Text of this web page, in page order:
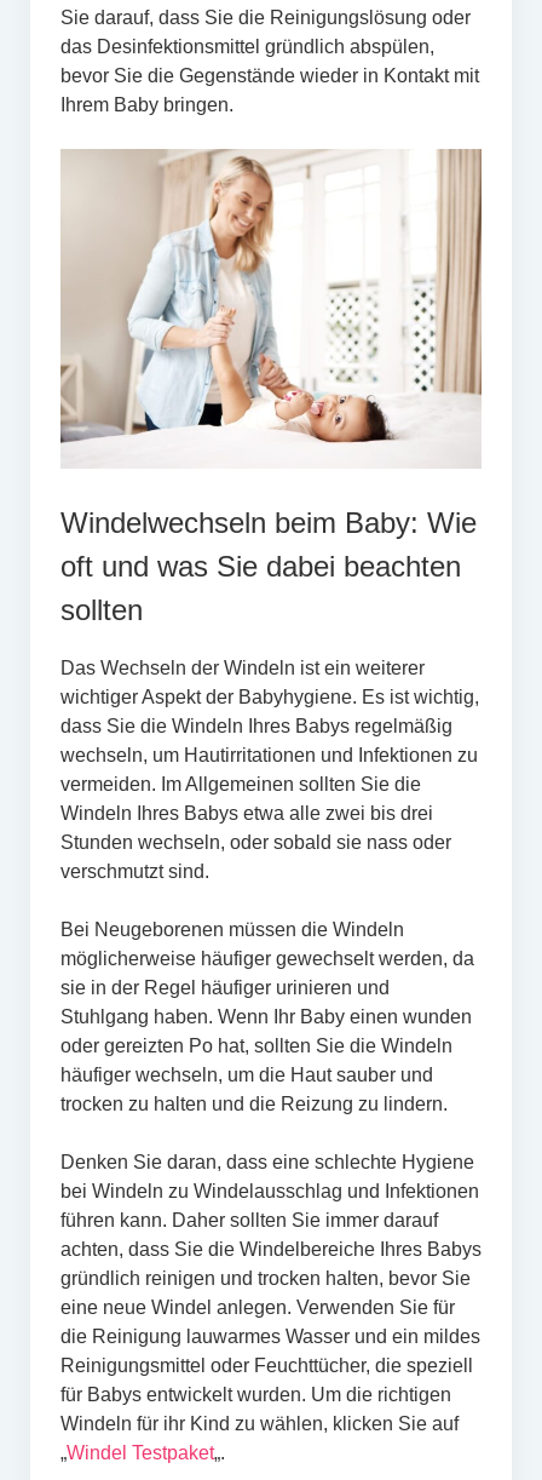
Sie darauf, dass Sie die Reinigungslösung oder
das Desinfektionsmittel gründlich abspülen,
bevor Sie die Gegenstände wieder in Kontakt mit
Ihrem Baby bringen.
Windelwechseln beim Baby: Wie
oft und was Sie dabei beachten
sollten
Das Wechseln der Windeln ist ein weiterer
wichtiger Aspekt der Babyhygiene. Es ist wichtig,
dass Sie die Windeln Ihres Babys regelmäßig
wechseln, um Hautirritationen und Infektionen zu
vermeiden. Im Allgemeinen sollten Sie die
Windeln Ihres Babys etwa alle zwei bis drei
Stunden wechseln, oder sobald sie nass oder
verschmutzt sind.
Bei Neugeborenen müssen die Windeln
möglicherweise häufiger gewechselt werden, da
sie in der Regel häufiger urinieren und
Stuhlgang haben. Wenn Ihr Baby einen wunden
oder gereizten Po hat, sollten Sie die Windeln
häufiger wechseln, um die Haut sauber und
trocken zu halten und die Reizung zu lindern.
Denken Sie daran, dass eine schlechte Hygiene
bei Windeln zu Windelausschlag und Infektionen
führen kann. Daher sollten Sie immer darauf
achten, dass Sie die Windelbereiche Ihres Babys
gründlich reinigen und trocken halten, bevor Sie
eine neue Windel anlegen. Verwenden Sie für
die Reinigung lauwarmes Wasser und ein mildes
Reinigungsmittel oder Feuchttücher, die speziell
für Babys entwickelt wurden. Um die richtigen
Windeln für ihr Kind zu wählen, klicken Sie auf
„Windel Testpaket„.